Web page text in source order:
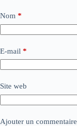
Nom *
E-mail *
Site web
Ajouter un commentaire